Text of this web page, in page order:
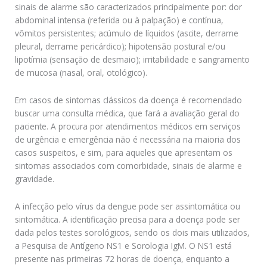
sinais de alarme são caracterizados principalmente por: dor
abdominal intensa (referida ou à palpação) e contínua,
vômitos persistentes; acúmulo de líquidos (ascite, derrame
pleural, derrame pericárdico); hipotensão postural e/ou
lipotímia (sensação de desmaio); irritabilidade e sangramento
de mucosa (nasal, oral, otológico).
Em casos de sintomas clássicos da doença é recomendado
buscar uma consulta médica, que fará a avaliação geral do
paciente. A procura por atendimentos médicos em serviços
de urgência e emergência não é necessária na maioria dos
casos suspeitos, e sim, para aqueles que apresentam os
sintomas associados com comorbidade, sinais de alarme e
gravidade.
A infecção pelo vírus da dengue pode ser assintomática ou
sintomática. A identificação precisa para a doença pode ser
dada pelos testes sorológicos, sendo os dois mais utilizados,
a Pesquisa de Antígeno NS1 e Sorologia IgM. O NS1 está
presente nas primeiras 72 horas de doença, enquanto a